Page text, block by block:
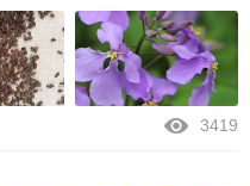
3419